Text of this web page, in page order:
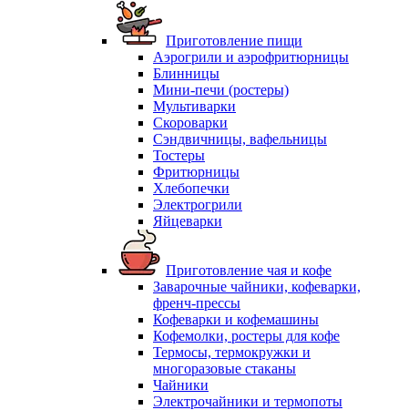
Приготовление пищи
Аэрогрили и аэрофритюрницы
Блинницы
Мини-печи (ростеры)
Мультиварки
Скороварки
Сэндвичницы, вафельницы
Тостеры
Фритюрницы
Хлебопечки
Электрогрили
Яйцеварки
Приготовление чая и кофе
Заварочные чайники, кофеварки,
френч-прессы
Кофеварки и кофемашины
Кофемолки, ростеры для кофе
Термосы, термокружки и
многоразовые стаканы
Чайники
Электрочайники и термопоты